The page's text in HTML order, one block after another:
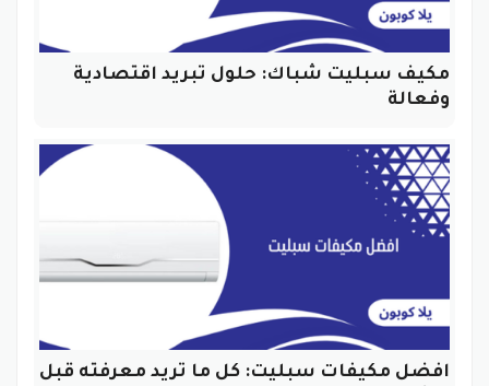
مكيف سبليت شباك: حلول تبريد اقتصادية
وفعالة
افضل مكيفات سبليت: كل ما تريد معرفته قبل